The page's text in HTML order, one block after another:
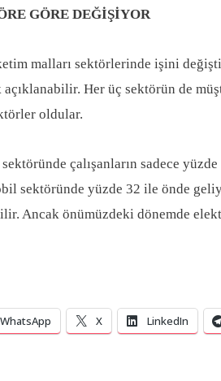
GÖRE DEĞİŞİYOR
malları sektörlerinde işini
açıklanabilir. Her üç sektörün de
oldular.
çalışanların sadece
sektöründe yüzde 32 ile önde
Ancak önümüzdeki dönemde
WhatsApp X LinkedIn